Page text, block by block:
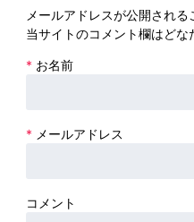
メールアドレスが公開される
当サイトのコメント欄はどな
* お名前
* メールアドレス
コメント